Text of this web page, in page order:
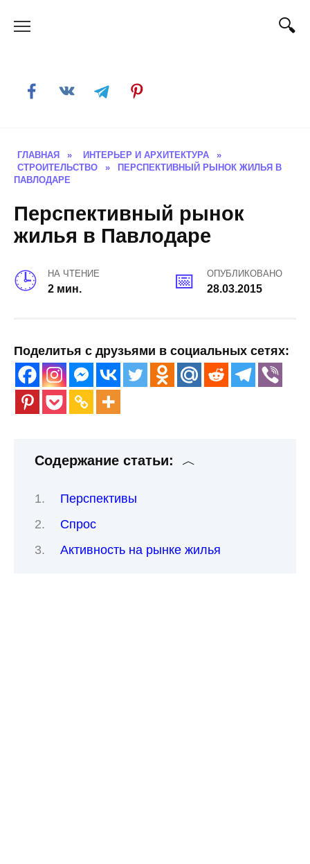
ГЛАВНАЯ » ИНТЕРЬЕР И АРХИТЕКТУРА
»
СТРОИТЕЛЬСТВО
»
ПЕРСПЕКТИВНЫЙ РЫНОК ЖИЛЬЯ В
ПАВЛОДАРЕ
Перспективный рынок
жилья в Павлодаре
НА ЧТЕНИЕ
2 мин.
ОПУБЛИКОВАНО
28.03.2015
Поделитья с друзьями в социальных сетях:
Содержание статьи:
Перспективы
Спрос
Активность на рынке жилья